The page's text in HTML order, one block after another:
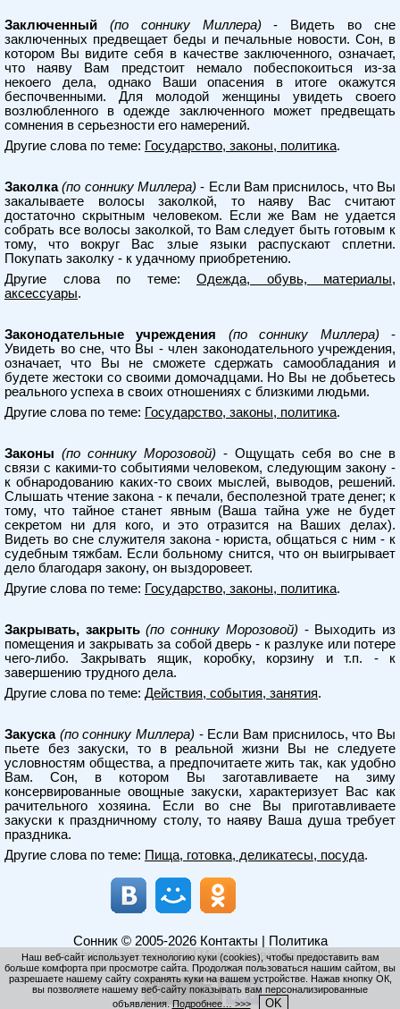
Заключенный (по соннику Миллера) - Видеть во сне
заключенных предвещает беды и печальные новости. Сон, в
котором Вы видите себя в качестве заключенного, означает,
что наяву Вам предстоит немало побеспокоиться из-за
некоего дела, однако Ваши опасения в итоге окажутся
беспочвенными. Для молодой женщины увидеть своего
возлюбленного в одежде заключенного может предвещать
сомнения в серьезности его намерений.
Другие слова по теме: Государство, законы, политика.
Заколка (по соннику Миллера) - Если Вам приснилось, что Вы
закалываете волосы заколкой, то наяву Вас считают
достаточно скрытным человеком. Если же Вам не удается
собрать все волосы заколкой, то Вам следует быть готовым к
тому, что вокруг Вас злые языки распускают сплетни.
Покупать заколку - к удачному приобретению.
Другие слова по теме: Одежда, обувь, материалы,
аксессуары.
Законодательные учреждения (по соннику Миллера) -
Увидеть во сне, что Вы - член законодательного учреждения,
означает, что Вы не сможете сдержать самообладания и
будете жестоки со своими домочадцами. Но Вы не добьетесь
реального успеха в своих отношениях с близкими людьми.
Другие слова по теме: Государство, законы, политика.
Законы (по соннику Морозовой) - Ощущать себя во сне в
связи с какими-то событиями человеком, следующим закону -
к обнародованию каких-то своих мыслей, выводов, решений.
Слышать чтение закона - к печали, бесполезной трате денег; к
тому, что тайное станет явным (Ваша тайна уже не будет
секретом ни для кого, и это отразится на Ваших делах).
Видеть во сне служителя закона - юриста, общаться с ним - к
судебным тяжбам. Если больному снится, что он выигрывает
дело благодаря закону, он выздоровеет.
Другие слова по теме: Государство, законы, политика.
Закрывать, закрыть (по соннику Морозовой) - Выходить из
помещения и закрывать за собой дверь - к разлуке или потере
чего-либо. Закрывать ящик, коробку, корзину и т.п. - к
завершению трудного дела.
Другие слова по теме: Действия, события, занятия.
Закуска (по соннику Миллера) - Если Вам приснилось, что Вы
пьете без закуски, то в реальной жизни Вы не следуете
условностям общества, а предпочитаете жить так, как удобно
Вам. Сон, в котором Вы заготавливаете на зиму
консервированные овощные закуски, характеризует Вас как
рачительного хозяина. Если во сне Вы приготавливаете
закуски к праздничному столу, то наяву Ваша душа требует
праздника.
Другие слова по теме: Пища, готовка, деликатесы, посуда.
Сонник© 2005-2026 Контакты
Политика
конфиденциальности|Использование cookies
Наш веб-сайт использует технологию куки (cookies), чтобы предоставить вам
больше комфорта при просмотре сайта. Продолжая пользоваться нашим сайтом, вы
разрешаете нашему сайту сохранять куки на вашем устройстве. Нажав кнопку ОК,
вы позволяете нашему веб-сайту показывать вам персонализированные
объявления.Подробнее… >>> OK